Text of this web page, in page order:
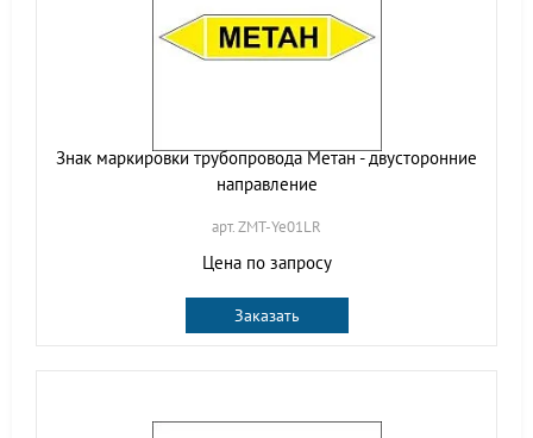
Знак маркировки трубопровода Метан - двусторонние
направление
арт. ZMT-Ye01LR
Цена по запросу
Заказать